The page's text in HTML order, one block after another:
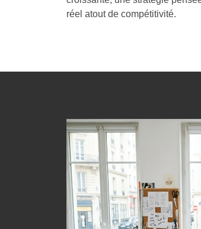
réel atout de compétitivité.